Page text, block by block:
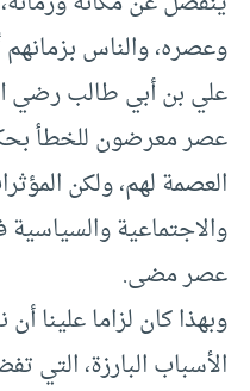
وعصره، والناس بزمانهم
علي بن أبي طالب رضي
عصر معرضون للخطأ
العصمة لهم، ولكن
والاجتماعية
عصر مضى.
وبهذا كان لزاما علينا
الأسباب البارزة، التي